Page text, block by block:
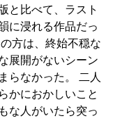
と比べて、ラスト
に浸れる作品だっ
方は、終始不穏な
展開がないシーン
らなかった。 二人
かにおかしいこと
な人がいたら突っ